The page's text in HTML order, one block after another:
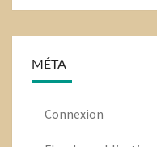
MÉTA
Connexion